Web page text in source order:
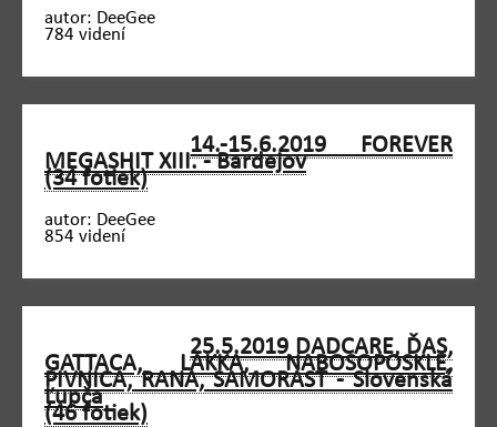
autor: DeeGee
784 videní
14.-15.6.2019 FOREVER
MEGASHIT XIII. - Bardejov
(34 fotiek)
autor: DeeGee
854 videní
25.5.2019 DADCARE, ĎAS,
GATTACA, LAKKA, NABOSOPOSKLE,
PIVNICA, RANA, SAMORAST - Slovenská
Ľupča
(46 fotiek)